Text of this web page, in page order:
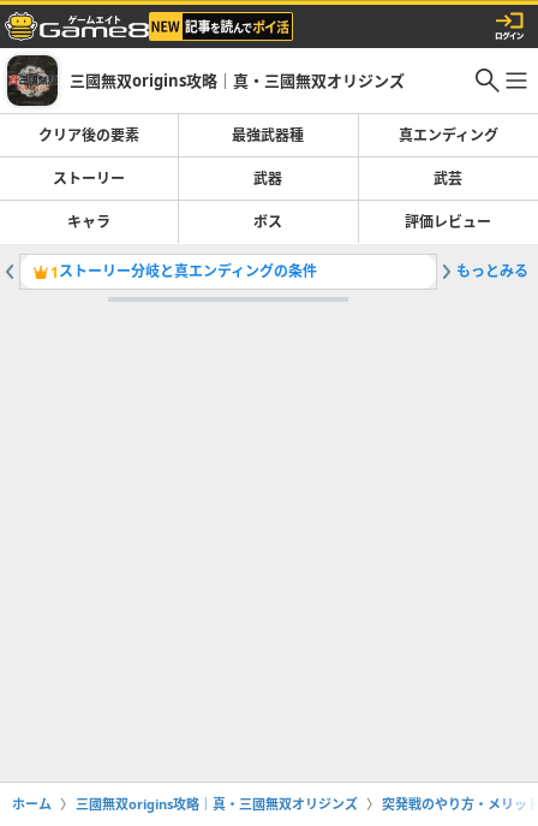
三國無双origins攻略｜真・三國無双オリジンズ
クリア後の要素 最強武器種 真エンディング
ストーリー 武器 武芸
キャラ ボス 評価レビュー
1ストーリー分岐と真エンディングの条件 2赤壁の
もっとみる
ホーム 三國無双origins攻略｜真・三國無双オリジンズ 突発戦のやり方・メリッ